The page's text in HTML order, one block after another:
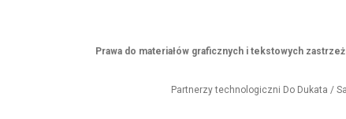
Prawa do materiałów graficznych i tekstowych
Partnerzy technologiczni Do Dukata /